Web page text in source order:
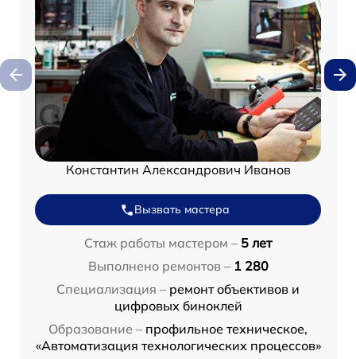
Константин Александрович Иванов
Вызвать мастера
Стаж работы мастером – 5 лет
Выполнено ремонтов – 1 280
Специализация – ремонт объективов и
цифровых биноклей
Образование – профильное техническое,
«Автоматизация технологических процессов»